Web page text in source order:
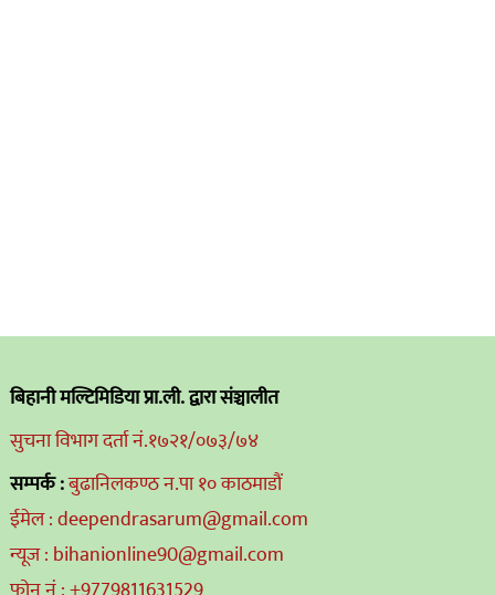
बिहानी मल्टिमिडिया प्रा.ली. द्वारा संञ्चालीत
सुचना विभाग दर्ता नं.१७२१/०७३/७४
सम्पर्क :बुढानिलकण्ठ न.पा १० काठमाडौं
ईमेल : deependrasarum@gmail.com
न्यूज : bihanionline90@gmail.com